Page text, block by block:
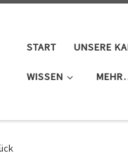
START UNSERE
WISSEN